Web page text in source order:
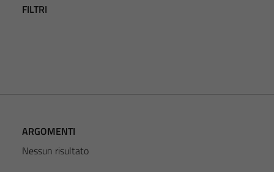
FILTRI
ARGOMENTI
Nessun risultato